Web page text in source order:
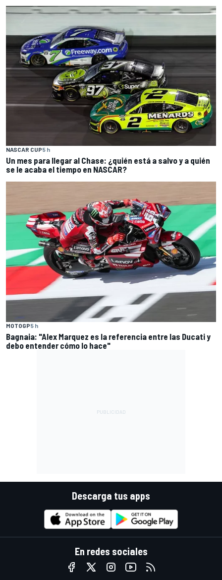
NASCAR CUP5 h
Un mes para llegar al Chase: ¿quién está a salvo y a quién
se le acaba el tiempo en NASCAR?
MOTOGP5 h
Bagnaia: "Alex Marquez es la referencia entre las Ducati y
debo entender cómo lo hace"
Descarga tus apps
En redes sociales